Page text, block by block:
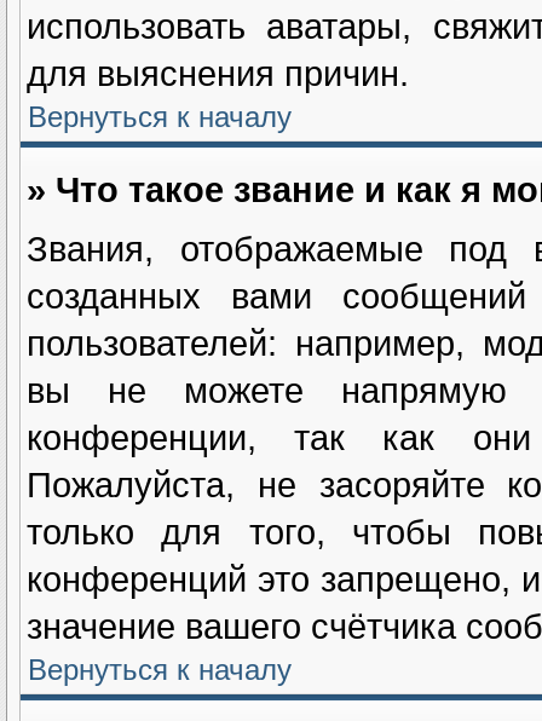
использовать аватары,
для выяснения причин.
Вернуться к началу
» Что такое звание и как я
Звания, отображаемые под
созданных вами
пользователей: например,
вы не можете напрямую
конференции, так как они
Пожалуйста, не засоряйте
только для того, чтобы
конференций это запрещено,
значение вашего счётчика
Вернуться к началу